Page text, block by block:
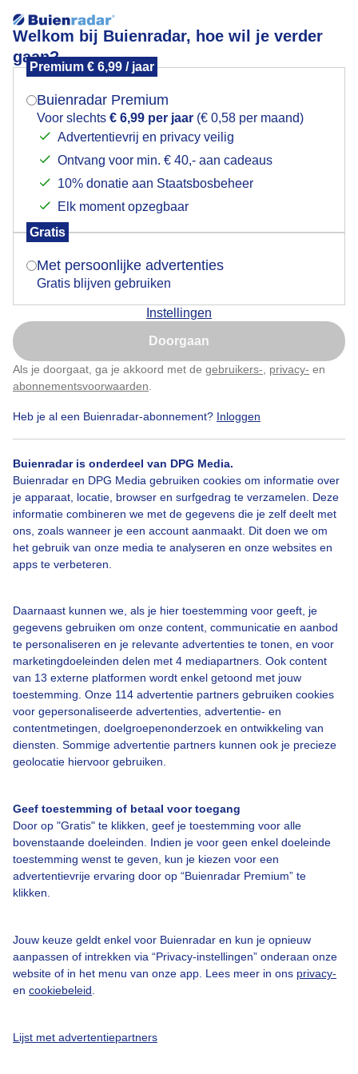
Welkom bij Buienradar, hoe wil je verder
gaan?
Premium € 6,99 / jaar
Buienradar Premium
Voor slechts € 6,99 per jaar (€ 0,58 per maand)
Advertentievrij en privacy veilig
Ontvang voor min. € 40,- aan cadeaus
10% donatie aan Staatsbosbeheer
Elk moment opzegbaar
Gratis
Met persoonlijke advertenties
Gratis blijven gebruiken
Instellingen
Doorgaan
Als je doorgaat, ga je akkoord met de gebruikers- privacy- en
abonnementsvoorwaarden
Heb je al een Buienradar-abonnement? Inloggen
Buienradar is onderdeel van DPG Media.
Buienradar en DPG Media gebruiken cookies om informatie over
je apparaat, locatie, browser en surfgedrag te verzamelen. Deze
informatie combineren we met de gegevens die je zelf deelt met
ons, zoals wanneer je een account aanmaakt. Dit doen we om
het gebruik van onze media te analyseren en onze websites en
apps te verbeteren.
Daarnaast kunnen we, als je hier toestemming voor geeft, je
gegevens gebruiken om onze content, communicatie en aanbod
te personaliseren en je relevante advertenties te tonen, en voor
marketingdoeleinden delen met 4 mediapartners. Ook content
van 13 externe platformen wordt enkel getoond met jouw
toestemming. Onze 114 advertentie partners gebruiken cookies
voor gepersonaliseerde advertenties, advertentie- en
contentmetingen, doelgroepenonderzoek en ontwikkeling van
diensten. Sommige advertentie partners kunnen ook je precieze
geolocatie hiervoor gebruiken.
Geef toestemming of betaal voor toegang
Door op "Gratis" te klikken, geef je toestemming voor alle
bovenstaande doeleinden. Indien je voor geen enkel doeleinde
toestemming wenst te geven, kun je kiezen voor een
advertentievrije ervaring door op “Buienradar Premium” te
klikken.
Jouw keuze geldt enkel voor Buienradar en kun je opnieuw
aanpassen of intrekken via “Privacy-instellingen” onderaan onze
website of in het menu van onze app. Lees meer in ons privacy-
en cookiebeleid
Lijst met advertentiepartners
Bewolkt
Door: Yvonne Raphael Gemaakt: 17-06-2026, 20x bekeken
Slootje Wolken Dieren
Bekijk slideshow
Over Buienradar
Bedrijfsgegevens
Contact
Toegankelijkheid
Gebruikersvoorwaarden
Adverteren
Privacy beleid
Cookie beleid
Mogen we je locatie gebruiken voor het
Indien je hier nog geen akkoord op hebt gegeven,
verschijnt er zo een pop-up uit je browser waarin
Is goed, toon de popup
Nu niet, misschien later
Klik hierom dit aan te passen